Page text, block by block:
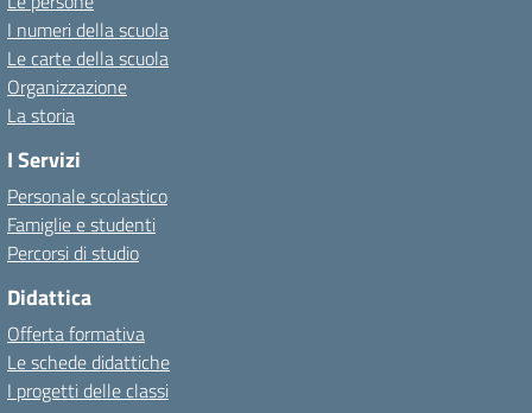
I numeri della scuola
Le carte della scuola
Organizzazione
La storia
I Servizi
Personale scolastico
Famiglie e studenti
Percorsi di studio
Didattica
Offerta formativa
Le schede didattiche
I progetti delle classi